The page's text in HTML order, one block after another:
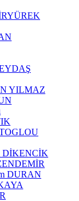
YILMAZ
DİKENCİK
DURAN